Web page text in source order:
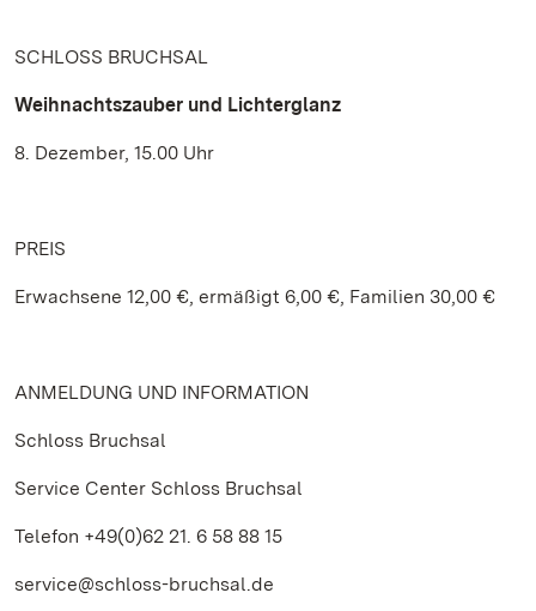
SCHLOSS BRUCHSAL
Weihnachtszauber und Lichterglanz
8. Dezember, 15.00 Uhr
PREIS
Erwachsene 12,00 €, ermäßigt 6,00 €, Familien 30,00 €
ANMELDUNG UND INFORMATION
Schloss Bruchsal
Service Center Schloss Bruchsal
Telefon +49(0)62 21. 6 58 88 15
service@schloss-bruchsal.de